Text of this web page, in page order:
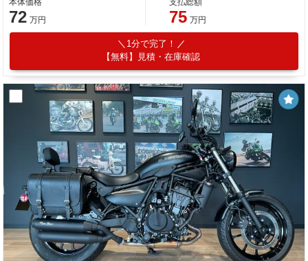
本体価格
72 万円
支払総額
75 万円
1分で完了！
【無料】見積・在庫確認